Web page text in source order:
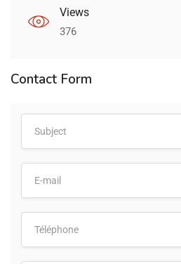
Views
376
Contact Form